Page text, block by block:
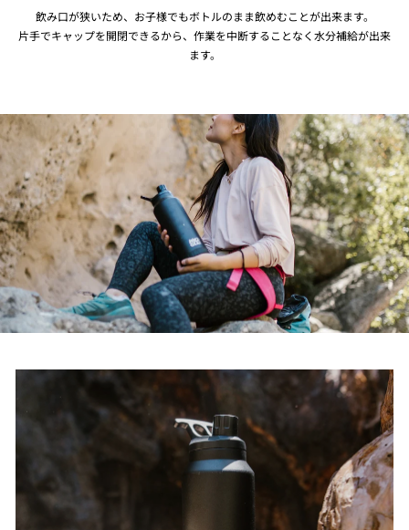
飲み口が狭いため、お子様でもボトルのまま飲めむことが出来ます。
片手でキャップを開閉できるから、作業を中断することなく水分補給が出来
ます。